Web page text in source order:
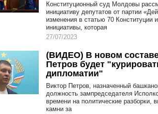
Конституционный суд Молдовы
инициативу депутатов от партии
изменения в статью 70 Конституции
инициативы, которая
27/07/2023
(ВИДЕО) В новом
Петров будет
дипломатии"
Виктор Петров, назначенный
должность зампредседателя
времени на политические разборки,
камни за